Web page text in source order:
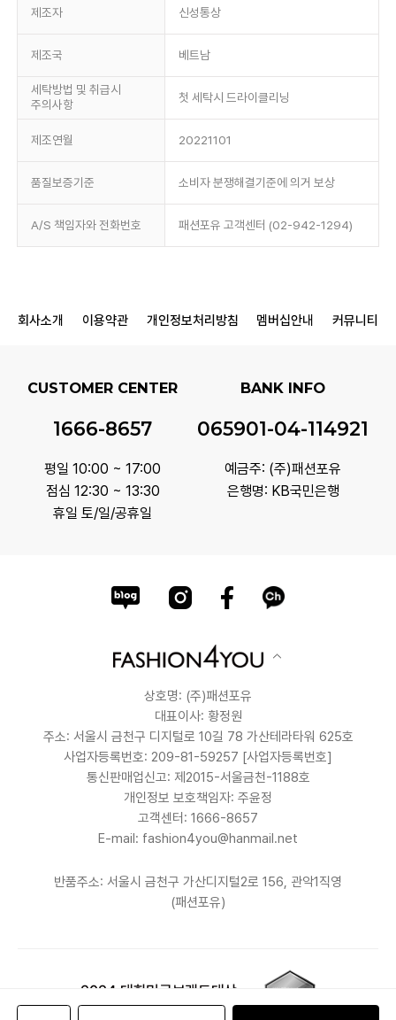
제조자 신성통상
제조국 베트남
세탁방법 및 취급시
주의사항
첫 세탁시 드라이클리닝
제조연월 20221101
품질보증기준 소비자 분쟁해결기준에 의거 보상
A/S 책임자와 전화번호 패션포유 고객센터 (02-942-1294)
회사소개 이용약관 개인정보처리방침 멤버십안내 커뮤니티
CUSTOMER CENTER
1666-8657
평일 10:00 ~ 17:00
점심 12:30 ~ 13:30
휴일 토/일/공휴일
BANK INFO
065901-04-114921
예금주: (주)패션포유
은행명: KB국민은행
상호명: (주)패션포유
대표이사: 황정원
주소: 서울시 금천구 디지털로 10길 78 가산테라타워 625호
사업자등록번호: 209-81-59257 [사업자등록번호]
통신판매업신고: 제2015-서울금천-1188호
개인정보 보호책임자: 주윤정
고객센터: 1666-8657
E-mail: fashion4you@hanmail.net
반품주소: 서울시 금천구 가산디지털2로 156, 관악1직영
(패션포유)